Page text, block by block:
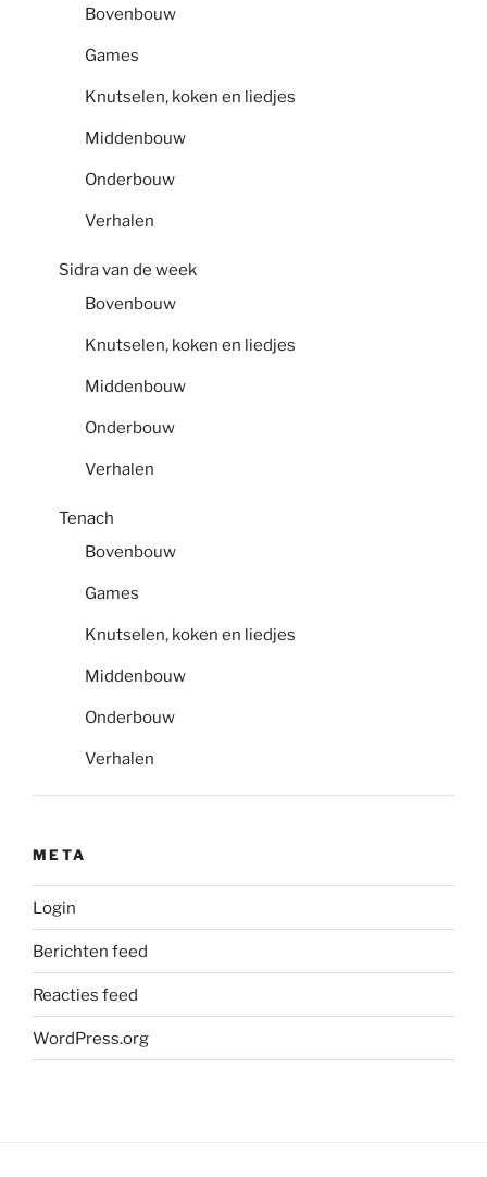
Bovenbouw
Games
Knutselen, koken en liedjes
Middenbouw
Onderbouw
Verhalen
Sidra van de week
Bovenbouw
Knutselen, koken en liedjes
Middenbouw
Onderbouw
Verhalen
Tenach
Bovenbouw
Games
Knutselen, koken en liedjes
Middenbouw
Onderbouw
Verhalen
META
Login
Berichten feed
Reacties feed
WordPress.org